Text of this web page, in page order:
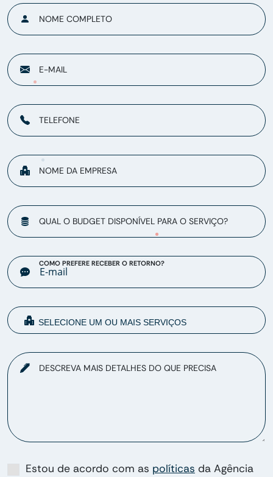
NOME COMPLETO
E-MAIL
TELEFONE
NOME DA EMPRESA
QUAL O BUDGET DISPONÍVEL PARA O SERVIÇO?
COMO PREFERE RECEBER O RETORNO?
DESCREVA MAIS DETALHES DO QUE PRECISA
Estou de acordo com as políticas da Agência